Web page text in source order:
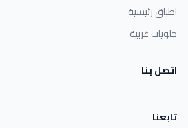
اطباق رئيسية
حلويات غربية
اتصل بنا
تابعنا